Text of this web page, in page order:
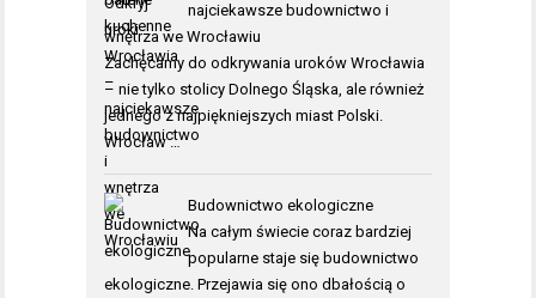
najciekawsze budownictwo i
wnętrza we Wrocławiu
Zachęcamy do odkrywania uroków Wrocławia
– nie tylko stolicy Dolnego Śląska, ale również
jednego z najpiękniejszych miast Polski.
Wrocław …
Budownictwo ekologiczne
Na całym świecie coraz bardziej
popularne staje się budownictwo
ekologiczne. Przejawia się ono dbałością o